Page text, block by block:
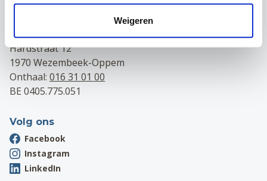
Weigeren
Campus Wezembeek-Oppem
Hardstraat 12
1970 Wezembeek-Oppem
Onthaal: 016 31 01 00
BE 0405.775.051
Volg ons
Facebook
Instagram
LinkedIn